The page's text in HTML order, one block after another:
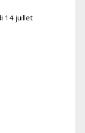
14 juillet